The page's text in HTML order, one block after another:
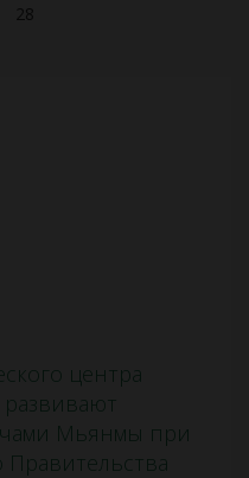
28
центра
Мьянмы при
Правительства